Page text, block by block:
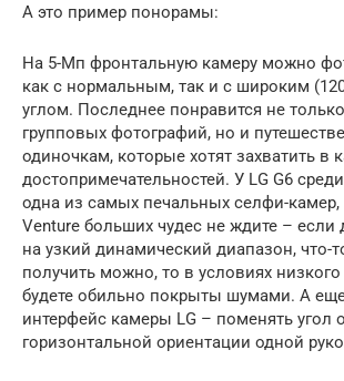
А это пример понорамы:
На 5-Мп фронтальную камеру можно
как с нормальным, так и с широким
углом. Последнее понравится не
групповых фотографий, но и
одиночкам, которые хотят захватить в
достопримечательностей. У LG G6
одна из самых печальных селфи-камер,
Venture больших чудес не ждите – если
на узкий динамический диапазон, что-
получить можно, то в условиях
будете обильно покрыты шумами. А
интерфейс камеры LG – поменять угол
горизонтальной ориентации одной